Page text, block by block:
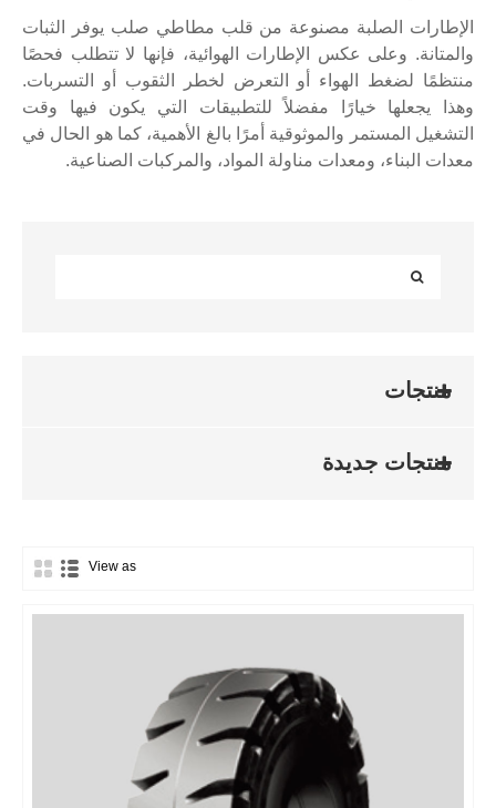
الإطارات الصلبة مصنوعة من قلب مطاطي صلب يوفر الثبات
والمتانة. وعلى عكس الإطارات الهوائية، فإنها لا تتطلب فحصًا
منتظمًا لضغط الهواء أو التعرض لخطر الثقوب أو التسربات.
وهذا يجعلها خيارًا مفضلاً للتطبيقات التي يكون فيها وقت
التشغيل المستمر والموثوقية أمرًا بالغ الأهمية، كما هو الحال في
معدات البناء، ومعدات مناولة المواد، والمركبات الصناعية.
منتجات
منتجات جديدة
View as